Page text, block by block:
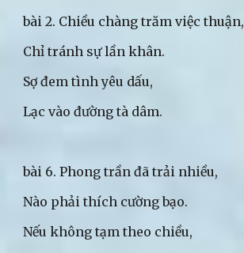
bài 2. Chiều chàng trăm việc thuận,
Chỉ tránh sự lần khân.
Sợ đem tình yêu dấu,
Lạc vào đường tà dâm.
bài 6. Phong trần đã trải nhiều,
Nào phải thích cường bạo.
Nếu không tạm theo chiều,